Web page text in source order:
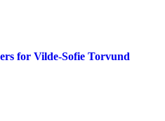
for Vilde-Sofie Torvund